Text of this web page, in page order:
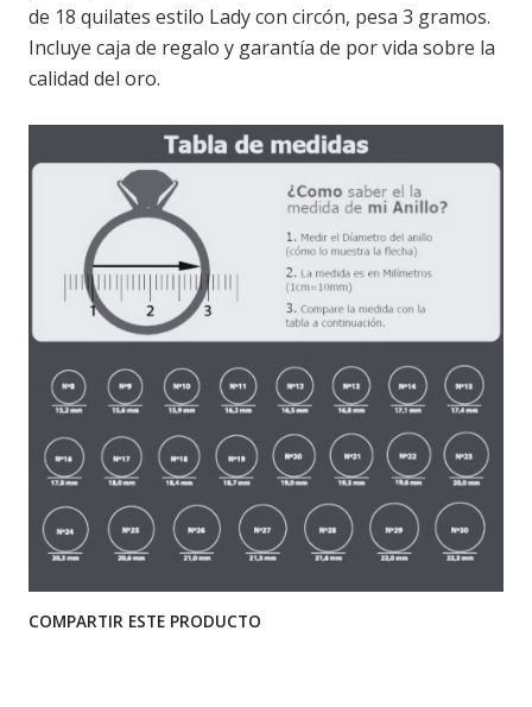
de 18 quilates estilo Lady con circón, pesa 3 gramos.
Incluye caja de regalo y garantía de por vida sobre la
calidad del oro.
COMPARTIR ESTE PRODUCTO